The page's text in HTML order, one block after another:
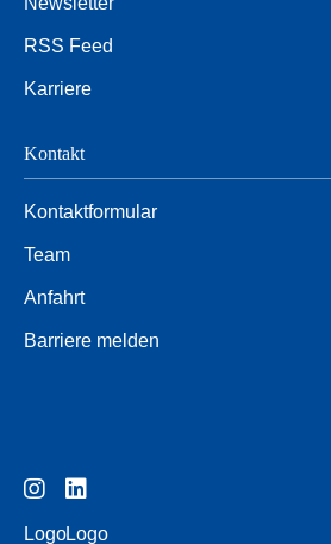
RSS Feed
Karriere
Kontakt
Kontaktformular
Team
Anfahrt
Barriere melden
LogoLogo